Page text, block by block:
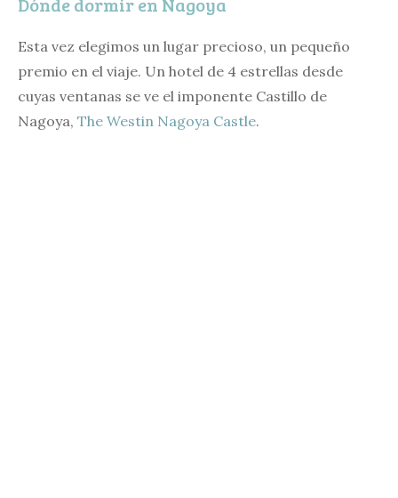
Esta vez elegimos un lugar precioso, un pequeño
premio en el viaje. Un hotel de 4 estrellas desde
cuyas ventanas se ve el imponente Castillo de
Nagoya, The Westin Nagoya Castle.